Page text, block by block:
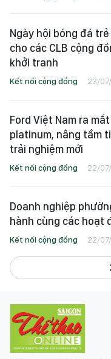
Ngày hội bóng đá
cho các CLB cộng
khởi tranh
Kết nối cộng đồng 23/
Ford Việt Nam ra
platinum, nâng tầm
trải nghiệm mới
Kết nối cộng đồng 22/
Doanh nghiệp
hành cùng các hoạt
Kết nối cộng đồng 22/